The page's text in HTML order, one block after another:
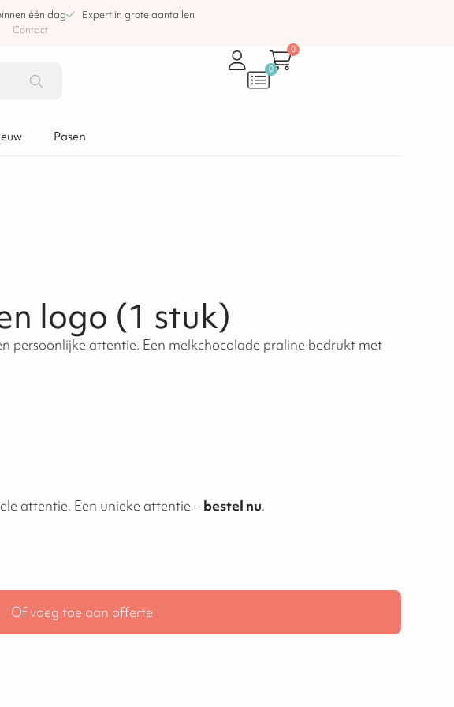
één dag
Expert in grote aantallen
Contact
0
0
Pasen
logo (1 stuk)
attentie. Een melkchocolade praline bedrukt met
Ideaal als relatiegeschenk of promotionele attentie. Een unieke attentie – bestel nu.
Of voeg toe aan offerte